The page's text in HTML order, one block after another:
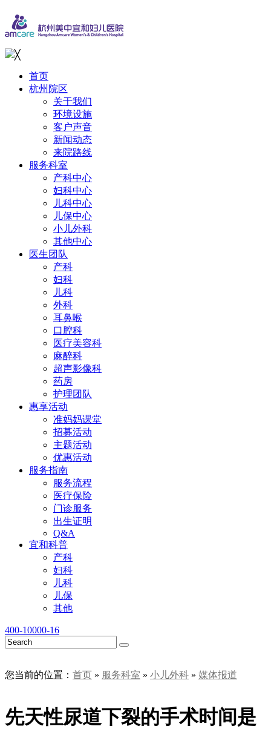
╳
首页
杭州院区
关于我们
环境设施
客户声音
新闻动态
来院路线
服务科室
产科中心
妇科中心
儿科中心
儿保中心
小儿外科
其他中心
医生团队
产科
妇科
儿科
外科
耳鼻喉
口腔科
医疗美容科
麻醉科
超声影像科
药房
护理团队
惠享活动
准妈妈课堂
招募活动
主题活动
优惠活动
服务指南
服务流程
医疗保险
门诊服务
出生证明
Q&A
宜和科普
产科
妇科
儿科
儿保
其他
400-10000-16
您当前的位置： 首页 » 服务科室 » 小儿外科 » 媒体报道
先天性尿道下裂的手术时间是